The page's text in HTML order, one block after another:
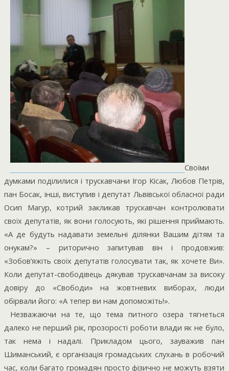
Своїми
думками поділилися і трускавчани Ігор Кісак, Любов Петрів,
пан Босак, інші, виступив і депутат Львівської обласної ради
Осип Магур, котрий закликав трускавчан контролювати
своїх депутатів, як вони голосують, які рішення приймають.
«А де будуть надавати земельні ділянки Вашим дітям та
онукам?» – риторично запитував він і продовжив:
«Зобов’яжіть своїх депутатів голосувати так, як хочете Ви».
Коли депутат-свободівець дякував трускавчанам за високу
довіру до «Свободи» на жовтневих виборах, люди
обірвали його: «А тепер ви нам допоможіть!».
Незважаючи на те, що тема питного озера тягнеться
далеко не перший рік, прозорості роботи влади як не було,
так нема і надалі. Прикладом цього, зауважив пан
Шиманський, є організація громадських слухань в робочий
час, коли багато громадян просто фізично не можуть взяти